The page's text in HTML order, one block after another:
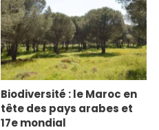
Biodiversité : le Maroc en
tête des pays arabes et
17e mondial